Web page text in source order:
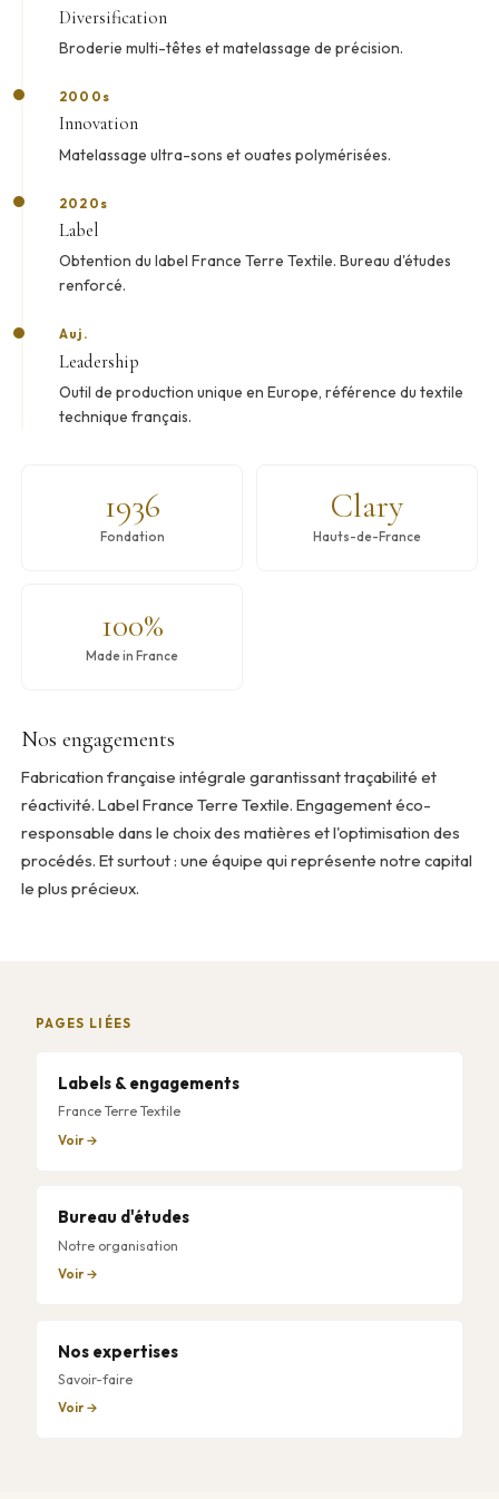
Diversification
Broderie multi-têtes et matelassage de précision.
2000s
Innovation
Matelassage ultra-sons et ouates polymérisées.
2020s
Label
Obtention du label France Terre Textile. Bureau d'études
renforcé.
Auj.
Leadership
Outil de production unique en Europe, référence du textile
technique français.
1936
Fondation
Clary
Hauts-de-France
100%
Made in France
Nos engagements
Fabrication française intégrale garantissant traçabilité et
réactivité. Label France Terre Textile. Engagement éco-
responsable dans le choix des matières et l'optimisation des
procédés. Et surtout : une équipe qui représente notre capital
le plus précieux.
PAGES LIÉES
Labels & engagements
France Terre Textile
Voir →
Bureau d'études
Notre organisation
Voir →
Nos expertises
Savoir-faire
Voir →